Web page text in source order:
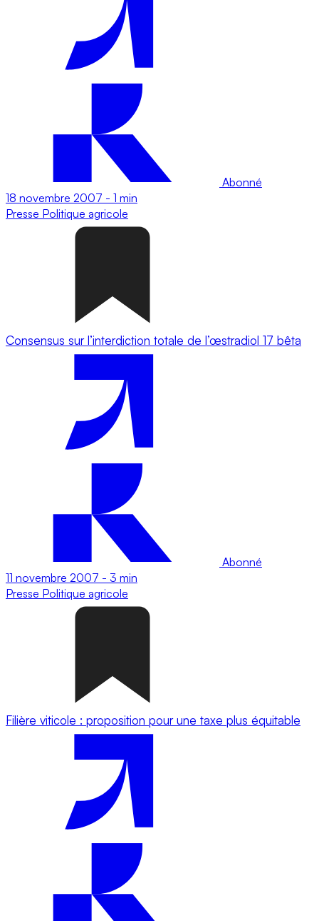
Abonné
18 novembre 2007 - 1 min
Presse Politique agricole
Consensus sur l’interdiction totale de l’œstradiol 17 bêta
Abonné
11 novembre 2007 - 3 min
Presse Politique agricole
Filière viticole : proposition pour une taxe plus équitable